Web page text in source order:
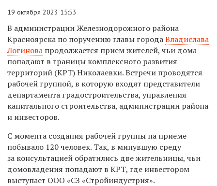
19 октября 2023 15:53
В администрации Железнодорожного района
Красноярска по поручению главы городаВладислава
Логинова продолжается прием жителей, чьи дома
попадают в границы комплексного развития
территорий (КРТ) Николаевки. Встречи проводятся
рабочей группой, в которую входят представители
департамента градостроительства, управления
капитального строительства, администрации района
и инвесторов.
С момента создания рабочей группы на приеме
побывало 120 человек. Так, в минувшую среду
за консультацией обратились две жительницы, чьи
домовладения попадают в КРТ, где инвестором
выступает ООО «СЗ «Стройиндустрия».